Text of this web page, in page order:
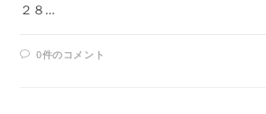
２８…
0件のコメント